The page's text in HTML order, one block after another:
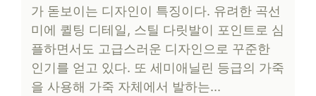
가 돋보이는 디자인이 특징이다. 유려한 곡선
미에 퀼팅 디테일, 스틸 다릿발이 포인트로 심
플하면서도 고급스러운 디자인으로 꾸준한
인기를 얻고 있다. 또 세미애닐린 등급의 가죽
을 사용해 가죽 자체에서 발하는…